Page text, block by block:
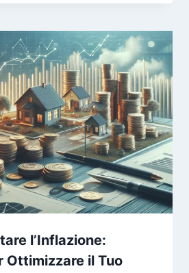
l’Inflazione:
Ottimizzare il Tuo